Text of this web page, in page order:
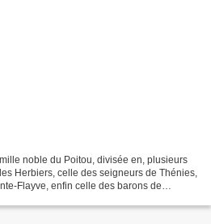
noble du Poitou, divisée en, plusieurs
Herbiers, celle des seigneurs de Thénies,
Flayve, enfin celle des barons de